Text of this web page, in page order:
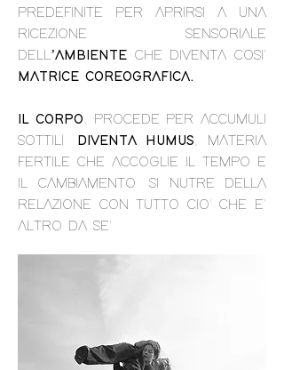
PREDEFINITE PER APRIRSI A UNA
RICEZIONE SENSORIALE
DELL’AMBIENTE CHE DIVENTA COSI'
MATRICE COREOGRAFICA.
IL CORPO , PROCEDE PER ACCUMULI
SOTTILI.
DIVENTA HUMUS , MATERIA
FERTILE CHE ACCOGLIE IL TEMPO E
IL CAMBIAMENTO. SI NUTRE DELLA
RELAZIONE CON TUTTO CIO' CHE E'
ALTRO DA SE'